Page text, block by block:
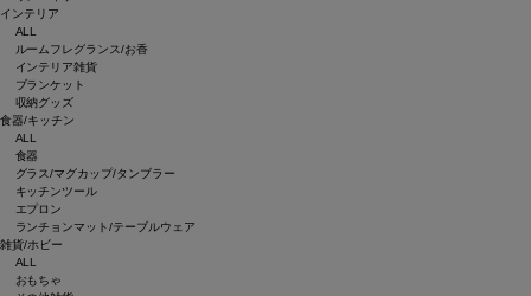
インテリア
ALL
ルームフレグランス/お香
インテリア雑貨
ブランケット
収納グッズ
食器/キッチン
ALL
食器
グラス/マグカップ/タンブラー
キッチンツール
エプロン
ランチョンマット/テーブルウェア
雑貨/ホビー
ALL
おもちゃ